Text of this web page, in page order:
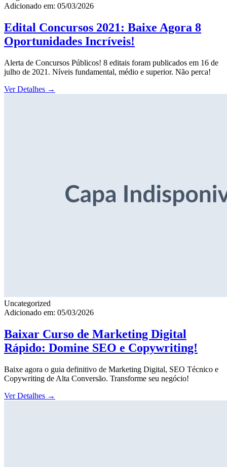
Adicionado em: 05/03/2026
Edital Concursos 2021: Baixe Agora 8
Oportunidades Incríveis!
Alerta de Concursos Públicos! 8 editais foram publicados em 16 de
julho de 2021. Níveis fundamental, médio e superior. Não perca!
Ver Detalhes →
Uncategorized
Adicionado em: 05/03/2026
Baixar Curso de Marketing Digital
Rápido: Domine SEO e Copywriting!
Baixe agora o guia definitivo de Marketing Digital, SEO Técnico e
Copywriting de Alta Conversão. Transforme seu negócio!
Ver Detalhes →